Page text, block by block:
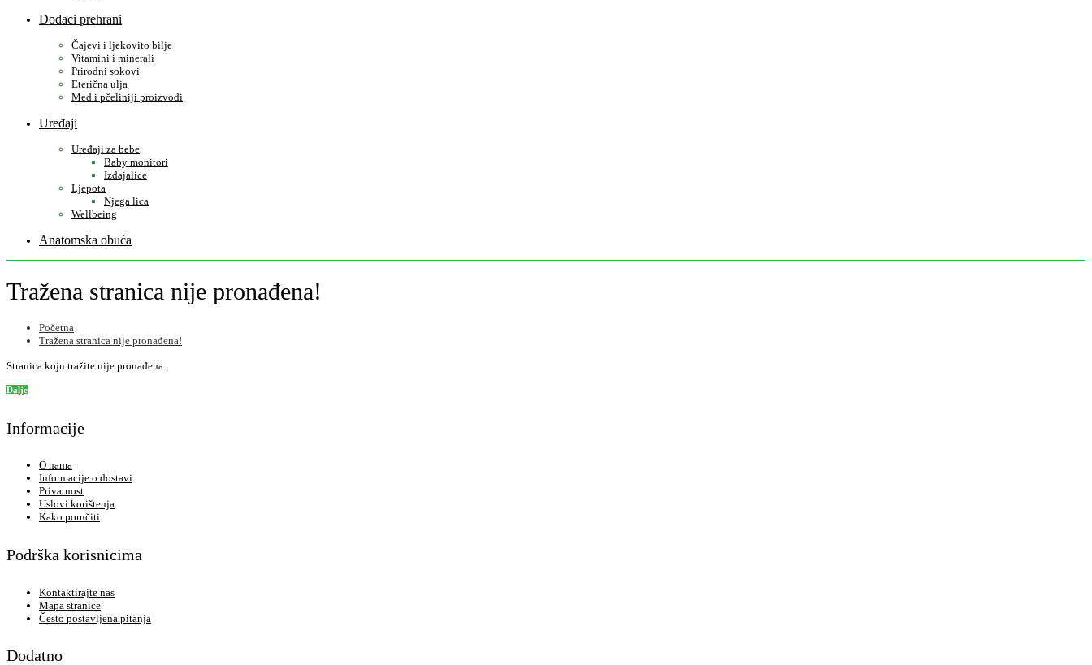
Dodaci prehrani
Čajevi i ljekovito bilje
Vitamini i minerali
Prirodni sokovi
Eterična ulja
Med i pčeliniji proizvodi
Uređaji
Uređaji za bebe
Baby monitori
Izdajalice
Ljepota
Njega lica
Wellbeing
Anatomska obuća
Tražena stranica nije pronađena!
Početna
Tražena stranica nije pronađena!
Stranica koju tražite nije pronađena.
Dalje
Informacije
O nama
Informacije o dostavi
Privatnost
Uslovi korištenja
Kako poručiti
Podrška korisnicima
Kontaktirajte nas
Mapa stranice
Često postavljena pitanja
Dodatno